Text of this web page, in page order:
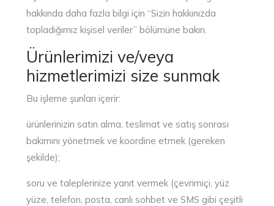
hakkında daha fazla bilgi için “Sizin hakkınızda
topladığımız kişisel veriler” bölümüne bakın.
Ürünlerimizi ve/veya
hizmetlerimizi size sunmak
Bu işleme şunları içerir:
ürünlerinizin satın alma, teslimat ve satış sonrası
bakımını yönetmek ve koordine etmek (gereken
şekilde);
soru ve taleplerinize yanıt vermek (çevrimiçi, yüz
yüze, telefon, posta, canlı sohbet ve SMS gibi çeşitli